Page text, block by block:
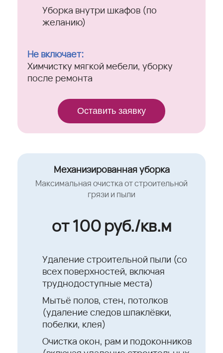
Уборка внутри шкафов (по
желанию)
Не включает:
Химчистку мягкой мебели, уборку
после ремонта
Оставить заявку
Механизированная уборка
Максимальная очистка от строительной
грязи и пыли
от 100 руб./кв.м
Удаление строительной пыли (со
всех поверхностей, включая
труднодоступные места)
Мытьё полов, стен, потолков
(удаление следов шпаклёвки,
побелки, клея)
Очистка окон, рам и подоконников